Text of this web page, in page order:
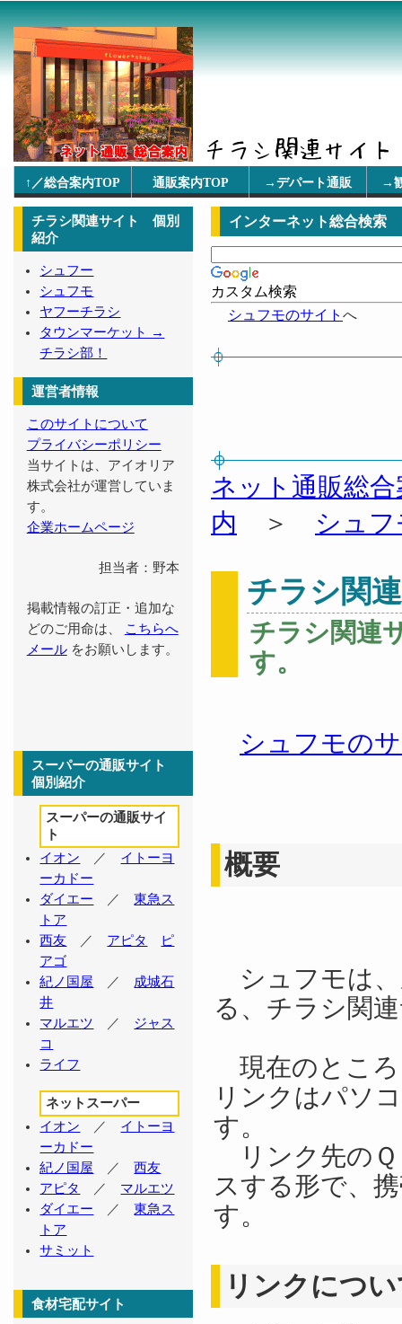
↑／総合案内TOP 通販案内TOP →デパート通販 →
インターネット総合検索
カスタム検索
シュフモのサイト へ
ネット通販総合
内 ＞ シュフ
チラシ関
チラシ関連
す。
シュフモの
概要
シュフモは、
る、チラシ関
現在のところ
リンクはパソ
す。
リンク先のＱ
スする形で、
す。
リンクにつ
チラシ関連サイト 個別
紹介
シュフー
シュフモ
ヤフーチラシ
タウンマーケット →
チラシ部！
運営者情報
このサイトについて
プライバシーポリシー
当サイトは、アイオリア
株式会社が運営していま
す。
企業ホームページ
担当者：野本
掲載情報の訂正・追加な
どのご用命は、
こちらへ
メールをお願いします。
スーパーの通販サイト
個別紹介
スーパーの通販サイ
ト
イオン ／ イトーヨ
ーカドー
ダイエー ／東急ス
トア
西友 ／ アピタ
ピ
アゴ
紀ノ国屋 ／ 成城石
井
マルエツ ／ ジャス
コ
ライフ
ネットスーパー
イオン ／ イトーヨ
ーカドー
紀ノ国屋 ／西友
アピタ
／ マルエツ
ダイエー ／東急ス
トア
サミット
食材宅配サイト